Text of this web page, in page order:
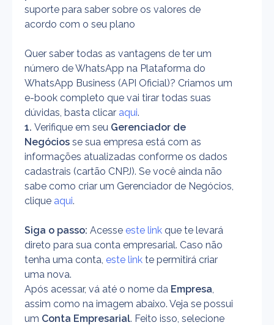
suporte para saber sobre os valores de
acordo com o seu plano
Quer saber todas as vantagens de ter um
número de WhatsApp na Plataforma do
WhatsApp Business (API Oficial)? Criamos um
e-book completo que vai tirar todas suas
dúvidas, basta clicar aqui.
1. Verifique em seu Gerenciador de
Negócios se sua empresa está com as
informações atualizadas conforme os dados
cadastrais (cartão CNPJ). Se você ainda não
sabe como criar um Gerenciador de Negócios,
clique aqui.
Siga o passo: Acesse este link que te levará
direto para sua conta empresarial. Caso não
tenha uma conta, este link te permitirá criar
uma nova.
Após acessar, vá até o nome da Empresa,
assim como na imagem abaixo. Veja se possui
um Conta Empresarial. Feito isso, selecione